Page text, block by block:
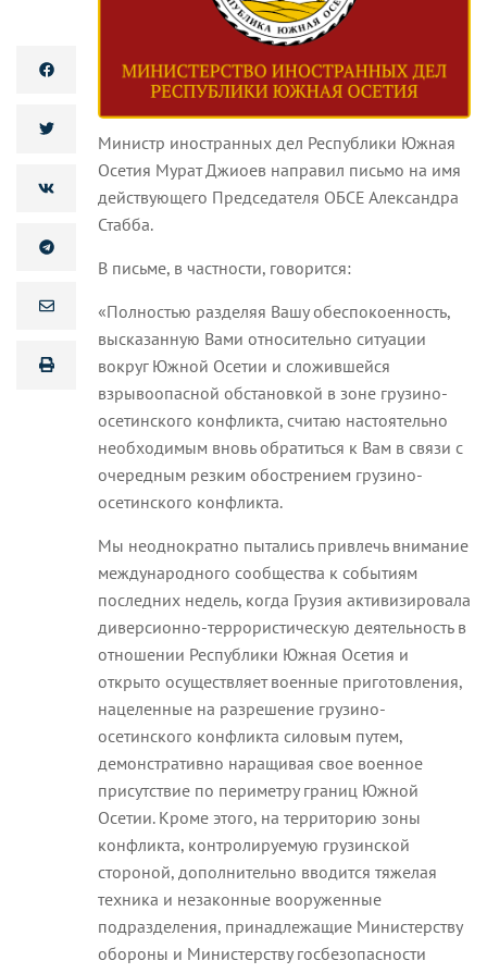
Министр иностранных дел Республики Южная
Осетия Мурат Джиоев направил письмо на имя
действующего Председателя ОБСЕ Александра
Стабба.
В письме, в частности, говорится:
«Полностью разделяя Вашу обеспокоенность,
высказанную Вами относительно ситуации
вокруг Южной Осетии и сложившейся
взрывоопасной обстановкой в зоне грузино-
осетинского конфликта, считаю настоятельно
необходимым вновь обратиться к Вам в связи с
очередным резким обострением грузино-
осетинского конфликта.
Мы неоднократно пытались привлечь внимание
международного сообщества к событиям
последних недель, когда Грузия активизировала
диверсионно-террористическую деятельность в
отношении Республики Южная Осетия и
открыто осуществляет военные приготовления,
нацеленные на разрешение грузино-
осетинского конфликта силовым путем,
демонстративно наращивая свое военное
присутствие по периметру границ Южной
Осетии. Кроме этого, на территорию зоны
конфликта, контролируемую грузинской
стороной, дополнительно вводится тяжелая
техника и незаконные вооруженные
подразделения, принадлежащие Министерству
обороны и Министерству госбезопасности